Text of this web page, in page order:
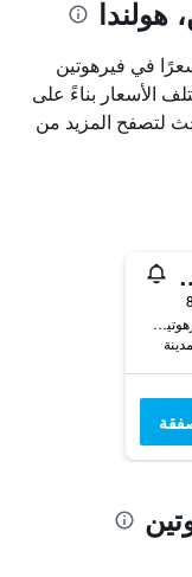
هولندا
في فيرهوتين
الأسعار بناءً على
لتصفح المزيد من
ماليخان
Nunspeterweg 70, فيرهوتين, مقاطعة خيلدرلند, هولندا